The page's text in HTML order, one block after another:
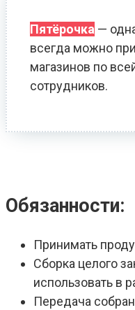
Пятёрочка —
всегда можно
магазинов по
сотрудников.
Обязанности:
Принимать
Сборка целого
использовать в
Передача